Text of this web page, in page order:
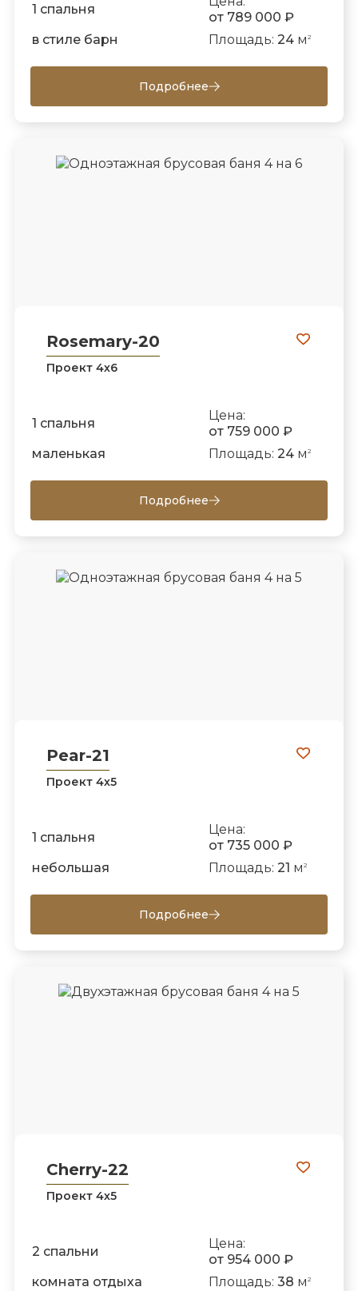
1 спальня
от 789 000 ₽
в стиле барн
Площадь: 24м 2
Подробнее
Rosemary-20
Проект 4х6
1 спальня
Цена:
от 759 000 ₽
маленькая
Площадь: 24м 2
Подробнее
Pear-21
Проект 4х5
1 спальня
Цена:
от 735 000 ₽
небольшая
Площадь: 21 м 2
Подробнее
Cherry-22
Проект 4х5
2 спальни
Цена:
от 954 000 ₽
комната отдыха
Площадь: 38 м 2